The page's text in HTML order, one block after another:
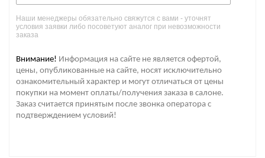
Наши менеджеры обязательно свяжутся с вами - уточнят
условия заявки либо посоветуют аналог при невозможности
заказа
Внимание! Информация на сайте не является офертой,
цены, опубликованные на сайте, носят исключительно
ознакомительный характер и могут отличаться от цены
покупки на момент оплаты/получения заказа в салоне.
Заказ считается принятым после звонка оператора с
подтверждением условий!